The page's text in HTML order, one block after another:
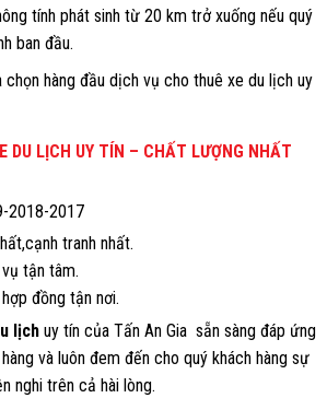
tính phát sinh từ 20 km trở xuống nếu quý
ban đầu.
chọn hàng đầu dịch vụ cho thuê xe du lịch uy
DU LỊCH UY TÍN – CHẤT LƯỢNG NHẤT
2018-2017
tranh nhất.
tận tâm.
đồng tận nơi.
lịch uy tín của Tấn An Gia sẵn sàng đáp ứng
và luôn đem đến cho quý khách hàng sự
nghi trên cả hài lòng.